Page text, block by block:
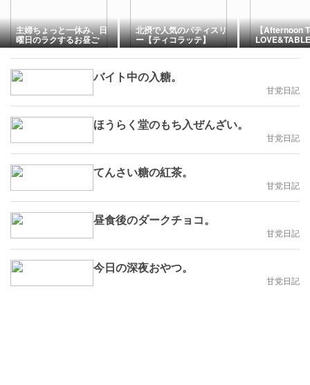
主婦ちょっと一休み、日
曜日のラクするお昼ご
飯。
北摂で人気のパティスリ
ー【ティコラッテ】
【Afternoon
ミルクレープ
しくて美味。
バイト中の入糖。
甘党日記
ほうらく堂のもち入ぜんざい。
甘党日記
てんさい糖の紅茶。
甘党日記
昼食後のダークチョコ。
甘党日記
今日の深夜おやつ。
甘党日記